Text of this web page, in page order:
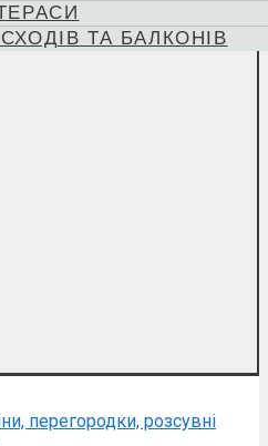
ТА БАЛКОНІВ
перегородки, розсувні